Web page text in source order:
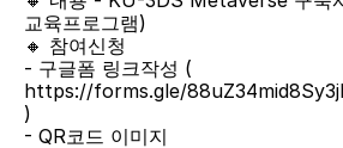
교육프로그램)
🔸 참여신청
- 구글폼 링크작성 (
https://forms.gle/
)
- QR코드 이미지